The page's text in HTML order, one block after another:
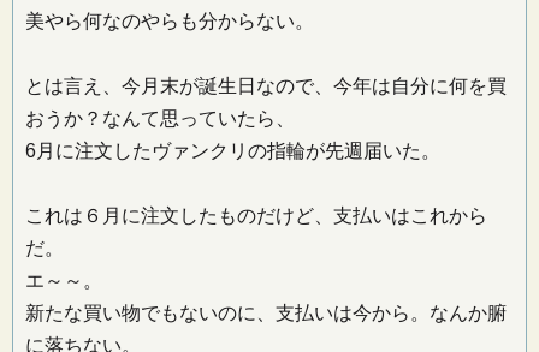
美やら何なのやらも分からない。
とは言え、今月末が誕生日なので、今年は自分に何を買
おうか？なんて思っていたら、
6月に注文したヴァンクリの指輪が先週届いた。
これは６月に注文したものだけど、支払いはこれから
だ。
エ～～。
新たな買い物でもないのに、支払いは今から。なんか腑
に落ちない。